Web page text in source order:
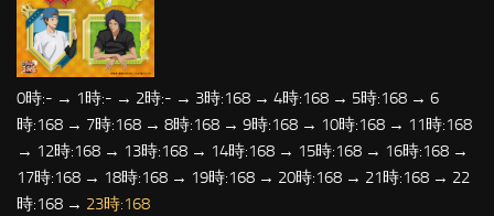
0時:- → 1時:- → 2時:- → 3時:168 → 4時:168 → 5時:168 → 6
時:168 → 7時:168 → 8時:168 → 9時:168 → 10時:168 → 11時:168
→ 12時:168 → 13時:168 → 14時:168 → 15時:168 → 16時:168 →
17時:168 → 18時:168 → 19時:168 → 20時:168 → 21時:168 → 22
時:168 → 23時:168